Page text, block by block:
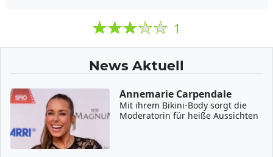
1
News Aktuell
Annemarie Carpendale
Mit ihrem Bikini-Body sorgt die
Moderatorin für heiße Aussichten